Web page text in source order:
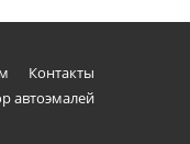
Контакты
автоэмалей